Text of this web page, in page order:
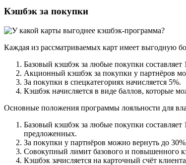
Кэшбэк за покупки
Каждая из рассматриваемых карт имеет выгодную
Базовый кэшбэк за любые покупки составляет
Акционный кэшбэк за покупки у партнёров
За покупки в спецкатегориях начисляется 5%.
Кэшбэк начисляется в виде баллов, которые
Основные положения программы лояльности для
Базовый кэшбэк за любые покупки составляет
предложенных.
За покупки у партнёров можно вернуть до
Совокупный лимит базового и повышенного
Кэшбэк зачисляется на карточный счёт